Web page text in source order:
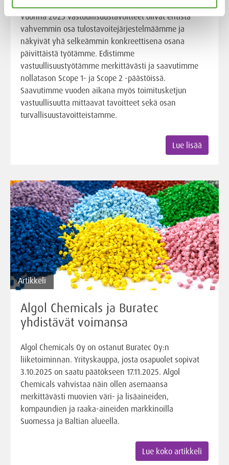
Vuonna 2025 vastuullisuustavoitteet olivat entistä
vahvemmin osa tulostavoitejärjestelmäämme ja
näkyivät yhä selkeämmin konkreettisena osana
päivittäistä työtämme. Edistimme
vastuullisuustyötämme merkittävästi ja saavutimme
nollatason Scope 1- ja Scope 2 -päästöissä.
Saavutimme vuoden aikana myös toimitusketjun
vastuullisuutta mittaavat tavoitteet sekä osan
turvallisuustavoitteistamme.
Lue lisää
Artikkeli
Algol Chemicals ja Buratec
yhdistävät voimansa
Algol Chemicals Oy on ostanut Buratec Oy:n
liiketoiminnan. Yrityskauppa, josta osapuolet sopivat
3.10.2025 on saatu päätökseen 17.11.2025. Algol
Chemicals vahvistaa näin ollen asemaansa
merkittävästi muovien väri- ja lisäaineiden,
kompaundien ja raaka-aineiden markkinoilla
Suomessa ja Baltian alueella.
Lue koko artikkeli